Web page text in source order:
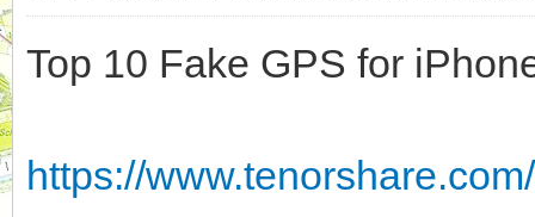
Top 10 Fake GPS for
https://